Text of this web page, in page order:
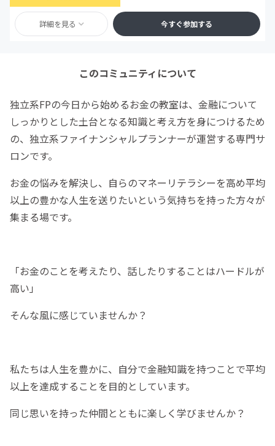
詳細を見る 今すぐ参加する
このコミュニティについて
独立系FPの今日から始めるお金の教室は、金融について
しっかりとした土台となる知識と考え方を身につけるため
の、独立系ファイナンシャルプランナーが運営する専門サ
ロンです。
お金の悩みを解決し、自らのマネーリテラシーを高め平均
以上の豊かな人生を送りたいという気持ちを持った方々が
集まる場です。
「お金のことを考えたり、話したりすることはハードルが
高い」
そんな風に感じていませんか？
私たちは人生を豊かに、自分で金融知識を持つことで平均
以上を達成することを目的としています。
同じ思いを持った仲間とともに楽しく学びませんか？